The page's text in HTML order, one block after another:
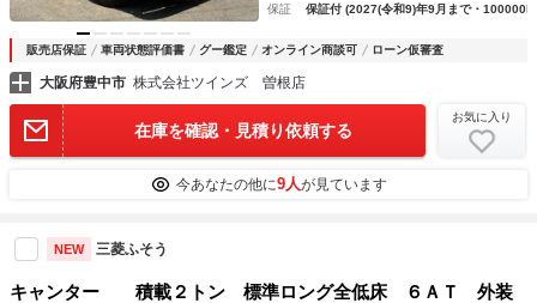
保証
保証付 (2027(令和9)年9月まで・
販売店保証 車両状態評価書 グー鑑定 オンライン商談可 ローン仮審査
大阪府豊中市 株式会社ツインズ 曽根店
在庫を確認・見積り依頼する
お気に入り
今あなたの他に9人が見ています
NEW 三菱ふそう
キャンター 積載２トン 標準ロング全低床 ６ＡＴ 外装